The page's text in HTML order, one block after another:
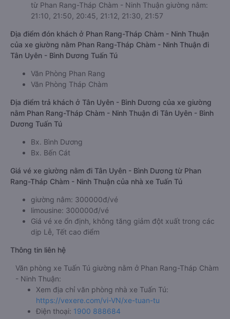
từ Phan Rang-Tháp Chàm - Ninh Thuận giường nằm:
21:10, 21:50, 20:45, 21:12, 21:30, 21:57
Địa điểm đón khách ở Phan Rang-Tháp Chàm - Ninh Thuận
của xe giường nằm Phan Rang-Tháp Chàm - Ninh Thuận đi
Tân Uyên - Bình Dương Tuấn Tú
Văn Phòng Phan Rang
Văn Phòng Tháp Chàm
Địa điểm trả khách ở Tân Uyên - Bình Dương của xe giường
nằm Phan Rang-Tháp Chàm - Ninh Thuận đi Tân Uyên - Bình
Dương Tuấn Tú
Bx. Bình Dương
Bx. Bến Cát
Giá vé xe giường nằm đi Tân Uyên - Bình Dương từ Phan
Rang-Tháp Chàm - Ninh Thuận của nhà xe Tuấn Tú
giường nằm: 300000đ/vé
limousine: 300000đ/vé
Giá vé xe ổn định, không tăng giảm đột xuất trong các
dịp Lễ, Tết cao điểm
Thông tin liên hệ
Văn phòng xe Tuấn Tú giường nằm ở Phan Rang-Tháp Chàm
- Ninh Thuận:
Xem địa chỉ văn phòng nhà xe Tuấn Tú:
https://vexere.com/vi-VN/xe-tuan-tu
Điện thoại: 1900 888684